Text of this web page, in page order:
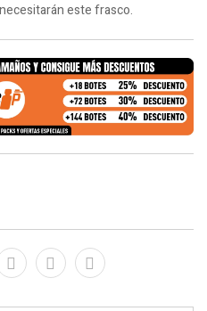
este frasco.